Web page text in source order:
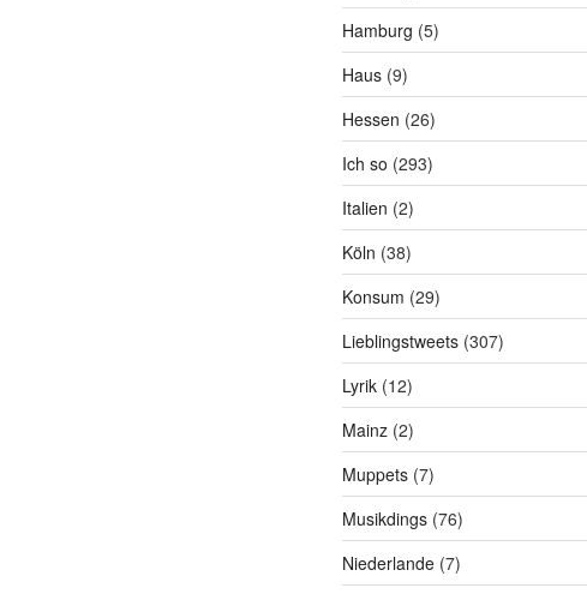
Hamburg (5)
Haus(9)
Hessen (26)
Ich so (293)
Italien (2)
Köln (38)
Konsum (29)
Lieblingstweets(307)
Lyrik(12)
Mainz(2)
Muppets(7)
Musikdings(76)
Niederlande(7)